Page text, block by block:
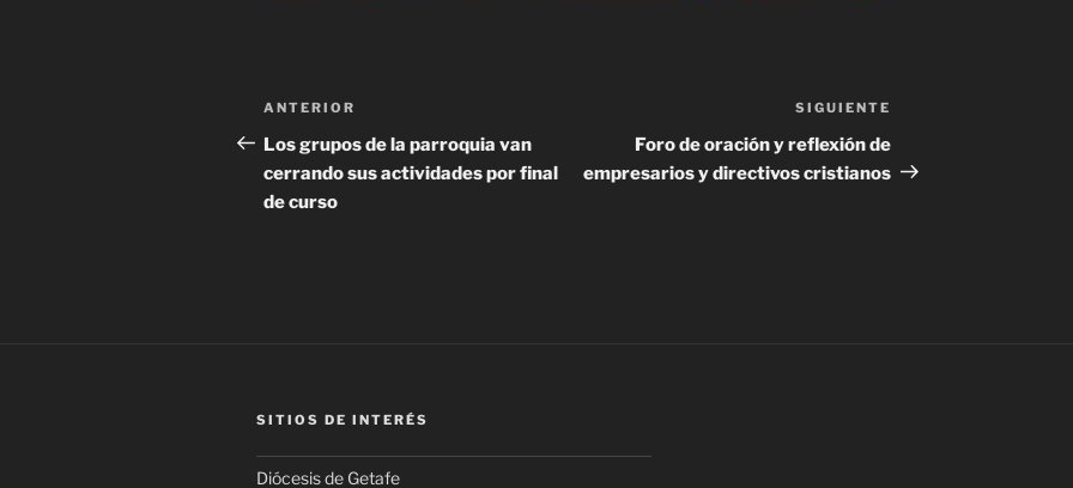
Navegación
de
entradas
Entrada
anterior:
ANTERIOR
Los grupos de la parroquia van
cerrando sus actividades por final
de curso
entrada
SIGUIENTE
Foro de oración y reflexión de
empresarios y directivos cristianos
SITIOS DE INTERÉS
Diócesis de Getafe